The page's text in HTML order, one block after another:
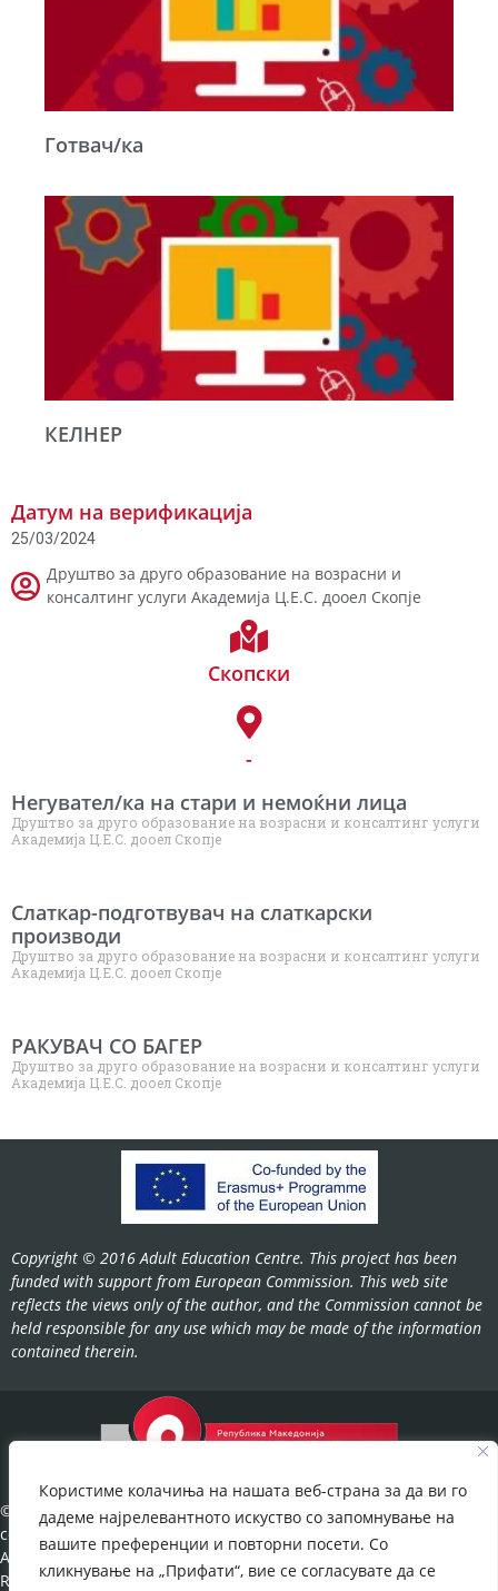
Користиме колачиња на нашата веб-страна за да ви го
дадеме најрелевантното искуство со запомнување на
вашите преференции и повторни посети. Со
кликнување на „Прифати“, вие се согласувате да се
Готвач/ка
КЕЛНЕР
Датум на верификација
25/03/2024
Друштво за друго образование на возрасни и
консалтинг услуги Академија Ц.Е.С. дооел Скопје
Скопски
-
Негувател/ка на стари и немоќни лица
Друштво за друго образование на возрасни и консалтинг услуги
Академија Ц.Е.С. дооел Скопје
Слаткар-подготвувач на слаткарски
производи
Друштво за друго образование на возрасни и консалтинг услуги
Академија Ц.Е.С. дооел Скопје
РАКУВАЧ СО БАГЕР
Друштво за друго образование на возрасни и консалтинг услуги
Академија Ц.Е.С. дооел Скопје
Copyright © 2016 Adult Education Centre. This project has been
funded with support from European Commission. This web site
reflects the views only of the author, and the Commission cannot be
held responsible for any use which may be made of the information
contained therein.
©2022-
cov.gov.mk.
All Rights
Reserved.